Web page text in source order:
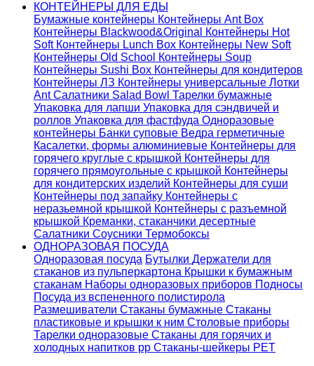
КОНТЕЙНЕРЫ ДЛЯ ЕДЫ
Бумажные контейнеры Контейнеры Ant Box
Контейнеры Blackwood&Original
Контейнеры Hot
Soft Контейнеры Lunch Box Контейнеры New Soft
Контейнеры Old School Контейнеры Soup
Контейнеры Sushi Box Контейнеры для кондитеров
Контейнеры ЛЗ Контейнеры универсальные Лотки
AntСалатники Salad Bowl Тарелки бумажные
Упаковка для лапши Упаковка для сэндвичей и
роллов Упаковка для фастфуда Одноразовые
контейнеры Банки суповые Ведра герметичные
Касалетки, формы алюминиевые Контейнеры для
горячего круглые с крышкой Контейнеры для
горячего прямоугольные с крышкой Контейнеры
для кондитерских изделий Контейнеры для суши
Контейнеры под запайку Контейнеры с
неразьемной крышкой Контейнеры с разъемной
крышкой Креманки, стаканчики десертные
Салатники Соусники Термобоксы
ОДНОРАЗОВАЯ ПОСУДА
Одноразовая посуда Бутылки Держатели для
стаканов из пульперкартона Крышки к бумажным
стаканам Наборы одноразовых приборов Подносы
Посуда из вспененного полистирола
Размешиватели Стаканы бумажные Стаканы
пластиковые и крышки к ним Столовые приборы
Тарелки одноразовые Стаканы для горячих и
холодных напитков pp Стаканы-шейкеры PET